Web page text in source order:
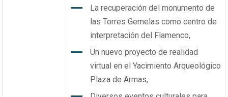
La recuperación del monumento de
las Torres Gemelas como centro de
interpretación del Flamenco,
Un nuevo proyecto de realidad
virtual en el Yacimiento Arqueológico
Plaza de Armas,